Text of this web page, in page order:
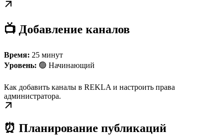
📺 Добавление каналов
Время: 25 минут
Уровень: 🟢 Начинающий
Как добавить каналы в REKLA и настроить права
администратора.
⏰ Планирование публикаций